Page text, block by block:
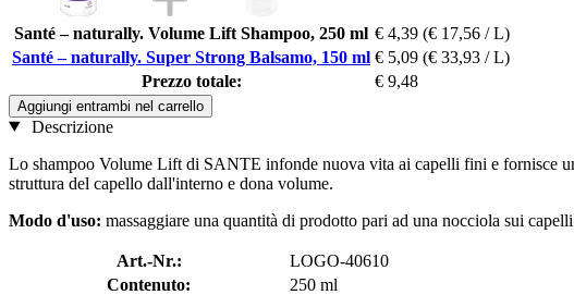
Santé – naturally. Volume Lift Shampoo, 250 ml € 4,39 (€ 17,56 / L)
Santé – naturally. Super Strong Balsamo, 150 ml € 5,09 (€ 33,93 / L)
Prezzo totale:
€ 9,48
Aggiungi entrambi nel carrello
Descrizione
Lo shampoo Volume Lift di SANTE infonde nuova vita ai capelli fini e fornisce
struttura del capello dall'interno e dona volume.
Modo d'uso: massaggiare una quantità di prodotto pari ad una nocciola sui
Art.-Nr.:
LOGO-40610
Contenuto:
250 ml